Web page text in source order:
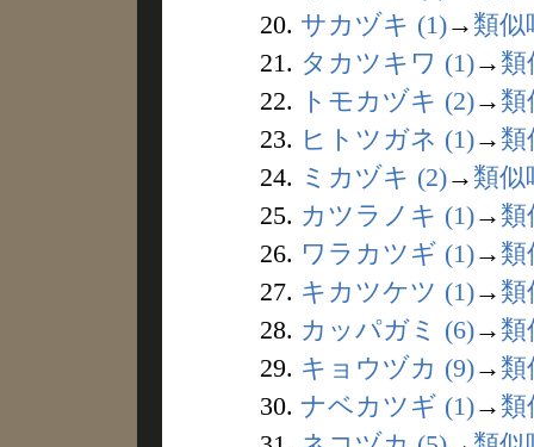
20. サカヅキ (1)→ 類似
21. タカツキワ (1)→ 類
22.
トモカヅキ (2)→ 類
23. ヒトツガネ (1)→ 類
24. ミカヅキ (2)→ 類似
25. カツラノキ (1)→ 類
26. ワラカツギ (1)→ 類
27. キカツケツ (1)→ 類
28. カッパガミ (6)→ 類
29. キョウヅカ (9)→ 類
30. ナベカツギ (1)→ 類